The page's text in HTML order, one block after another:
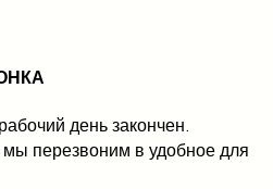
день закончен.
перезвоним в удобное для